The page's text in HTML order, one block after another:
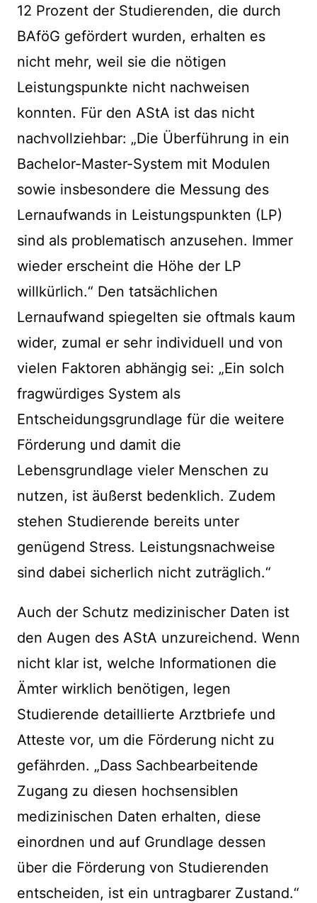
12 Prozent der Studierenden, die durch
BAföG gefördert wurden, erhalten es
nicht mehr, weil sie die nötigen
Leistungspunkte nicht nachweisen
konnten. Für den AStA ist das nicht
nachvollziehbar: „Die Überführung in ein
Bachelor-Master-System mit Modulen
sowie insbesondere die Messung des
Lernaufwands in Leistungspunkten (LP)
sind als problematisch anzusehen. Immer
wieder erscheint die Höhe der LP
willkürlich.“ Den tatsächlichen
Lernaufwand spiegelten sie oftmals kaum
wider, zumal er sehr individuell und von
vielen Faktoren abhängig sei: „Ein solch
fragwürdiges System als
Entscheidungsgrundlage für die weitere
Förderung und damit die
Lebensgrundlage vieler Menschen zu
nutzen, ist äußerst bedenklich. Zudem
stehen Studierende bereits unter
genügend Stress. Leistungsnachweise
sind dabei sicherlich nicht zuträglich.“
Auch der Schutz medizinischer Daten ist
den Augen des AStA unzureichend. Wenn
nicht klar ist, welche Informationen die
Ämter wirklich benötigen, legen
Studierende detaillierte Arztbriefe und
Atteste vor, um die Förderung nicht zu
gefährden. „Dass Sachbearbeitende
Zugang zu diesen hochsensiblen
medizinischen Daten erhalten, diese
einordnen und auf Grundlage dessen
über die Förderung von Studierenden
entscheiden, ist ein untragbarer Zustand.“